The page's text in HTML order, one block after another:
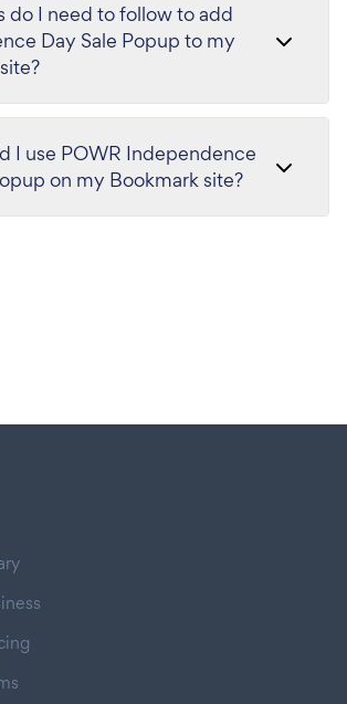
do I need to follow to add
Day Sale Popup to my
I use POWR Independence
on my Bookmark site?